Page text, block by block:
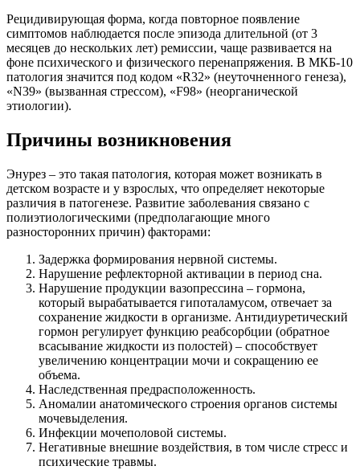
Рецидивирующая форма, когда повторное появление
симптомов наблюдается после эпизода длительной (от 3
месяцев до нескольких лет) ремиссии, чаще развивается на
фоне психического и физического перенапряжения. В МКБ-10
патология значится под кодом «R32» (неуточненного генеза),
«N39» (вызванная стрессом), «F98» (неорганической
этиологии).
Причины возникновения
Энурез – это такая патология, которая может возникать в
детском возрасте и у взрослых, что определяет некоторые
различия в патогенезе. Развитие заболевания связано с
полиэтиологическими (предполагающие много
разносторонних причин) факторами:
Задержка формирования нервной системы.
Нарушение рефлекторной активации в период сна.
Нарушение продукции вазопрессина – гормона,
который вырабатывается гипоталамусом, отвечает за
сохранение жидкости в организме. Антидиуретический
гормон регулирует функцию реабсорбции (обратное
всасывание жидкости из полостей) – способствует
увеличению концентрации мочи и сокращению ее
объема.
Наследственная предрасположенность.
Аномалии анатомического строения органов системы
мочевыделения.
Инфекции мочеполовой системы.
Негативные внешние воздействия, в том числе стресс и
психические травмы.